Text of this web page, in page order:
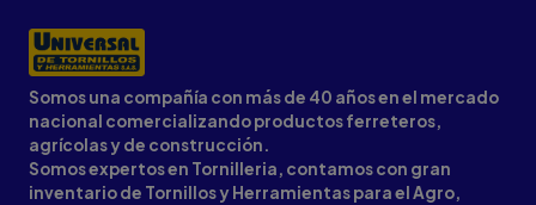
Somos una compañía con más de 40 años en el mercado
nacional comercializando productos ferreteros,
agrícolas y de construcción.
Somos expertos en Tornilleria, contamos con gran
inventario de Tornillos y Herramientas para el Agro,